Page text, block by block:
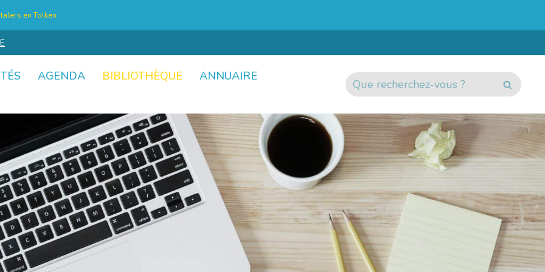
en Tolken
AGENDA BIBLIOTHÈQUE
ANNUAIRE